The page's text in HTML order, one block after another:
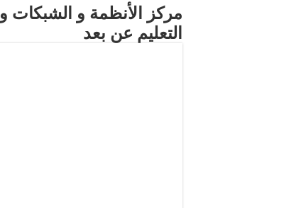
مركز الأنظمة و الشبكات و
التعليم عن بعد